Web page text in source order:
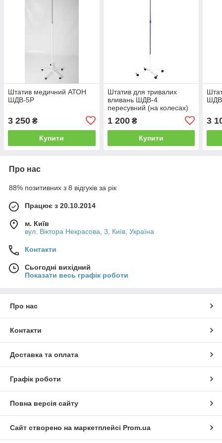
Штатив медичний АТОН
ШДВ-5Р
3 250 ₴
Купити
Штатив для тривалих
вливань ШДВ-4
пересувний (на колесах)
1 200₴
Купити
3
Про нас
88% позитивних з 8 відгуків за рік
Працює з 20.10.2014
м. Київ
вул. Вiктора Некрасова, 3, Київ, Україна
Контакти
Сьогодні вихідний
Показати весь графік роботи
Про нас
Контакти
Доставка та оплата
Графік роботи
Повна версія сайту
Сайт створено на маркетплейсі Prom.ua